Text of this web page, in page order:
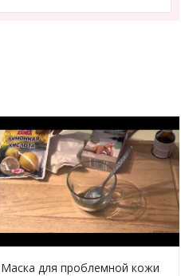
Маска для проблемной кожи